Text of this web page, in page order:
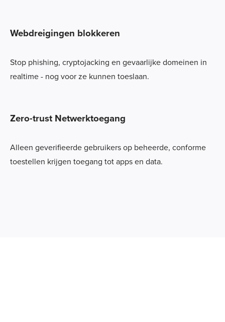
Webdreigingen blokkeren
Stop phishing, cryptojacking en gevaarlijke domeinen in
realtime - nog voor ze kunnen toeslaan.
Zero-trust Netwerktoegang
Alleen geverifieerde gebruikers op beheerde, conforme
toestellen krijgen toegang tot apps en data.